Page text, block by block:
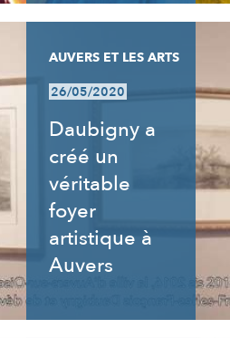
AUVERS ET LES ARTS
26/05/2020
Daubigny a
créé un
véritable
foyer
artistique à
Auvers